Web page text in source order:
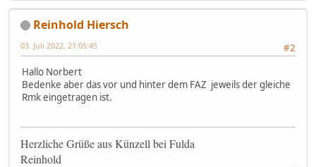
Reinhold Hiersch
#2
03. Juli 2022, 21:05:45
Hallo Norbert
Bedenke aber das vor und hinter dem FAZ jeweils der gleiche
Rmk eingetragen ist.
Herzliche Grüße aus Künzell bei Fulda
Reinhold